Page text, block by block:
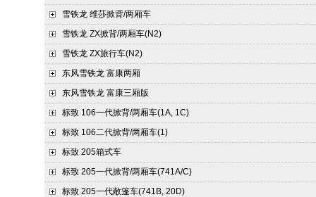
雪铁龙 维莎掀背/两厢车
雪铁龙 ZX掀背/两厢车(N2)
雪铁龙 ZX旅行车(N2)
东风雪铁龙 富康两厢
东风雪铁龙 富康三厢版
标致 106一代掀背/两厢车(1A, 1C)
标致 106二代掀背/两厢车(1)
标致 205箱式车
标致 205一代掀背/两厢车(741A/C)
标致 205一代敞篷车(741B, 20D)